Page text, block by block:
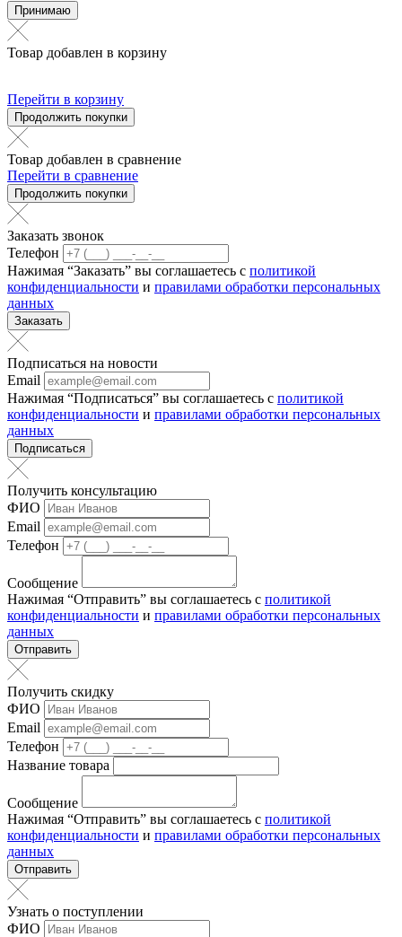
Принимаю
Товар добавлен в корзину
Перейти в корзину
Продолжить покупки
Товар добавлен в сравнение
Перейти в сравнение
Продолжить покупки
Заказать звонок
Телефон
Нажимая “Заказать” вы соглашаетесь с политикой
конфиденциальности и правилами обработки персональных
данных
Заказать
Подписаться на новости
Email
Нажимая “Подписаться” вы соглашаетесь с политикой
конфиденциальности и правилами обработки персональных
данных
Подписаться
Получить консультацию
ФИО
Email
Телефон
Сообщение
Нажимая “Отправить” вы соглашаетесь с политикой
конфиденциальности и правилами обработки персональных
данных
Отправить
Получить скидку
ФИО
Email
Телефон
Название товара
Сообщение
Нажимая “Отправить” вы соглашаетесь с политикой
конфиденциальности и правилами обработки персональных
данных
Отправить
Узнать о поступлении
ФИО